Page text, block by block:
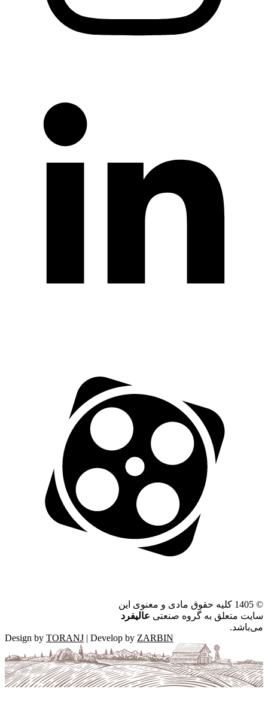
©
1405 کلیه حقوق مادی و معنوی این
سایت متعلق به گروه صنعتی عالیفرد
می‌باشد.
Design byTORANJ | Develop byZARBIN